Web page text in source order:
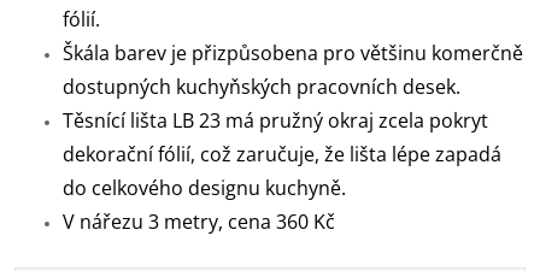
fólií.
Škála barev je přizpůsobena pro většinu komerčně
dostupných kuchyňských pracovních desek.
Těsnící lišta LB 23 má pružný okraj zcela pokryt
dekorační fólií, což zaručuje, že lišta lépe zapadá
do celkového designu kuchyně.
V nářezu 3 metry, cena 360 Kč